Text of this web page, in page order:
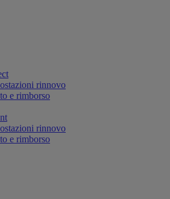
rinnovo
e rimborso
rinnovo
e rimborso